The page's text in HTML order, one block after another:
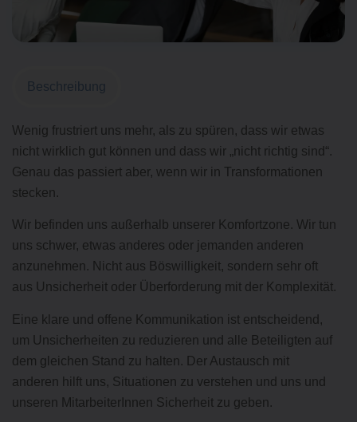
Beschreibung
Wenig frustriert uns mehr, als zu spüren, dass wir etwas
nicht wirklich gut können und dass wir „nicht richtig sind“.
Genau das passiert aber, wenn wir in Transformationen
stecken.
Wir befinden uns außerhalb unserer Komfortzone. Wir tun
uns schwer, etwas anderes oder jemanden anderen
anzunehmen. Nicht aus Böswilligkeit, sondern sehr oft
aus Unsicherheit oder Überforderung mit der Komplexität.
Eine klare und offene Kommunikation ist entscheidend,
um Unsicherheiten zu reduzieren und alle Beteiligten auf
dem gleichen Stand zu halten. Der Austausch mit
anderen hilft uns, Situationen zu verstehen und uns und
unseren MitarbeiterInnen Sicherheit zu geben.